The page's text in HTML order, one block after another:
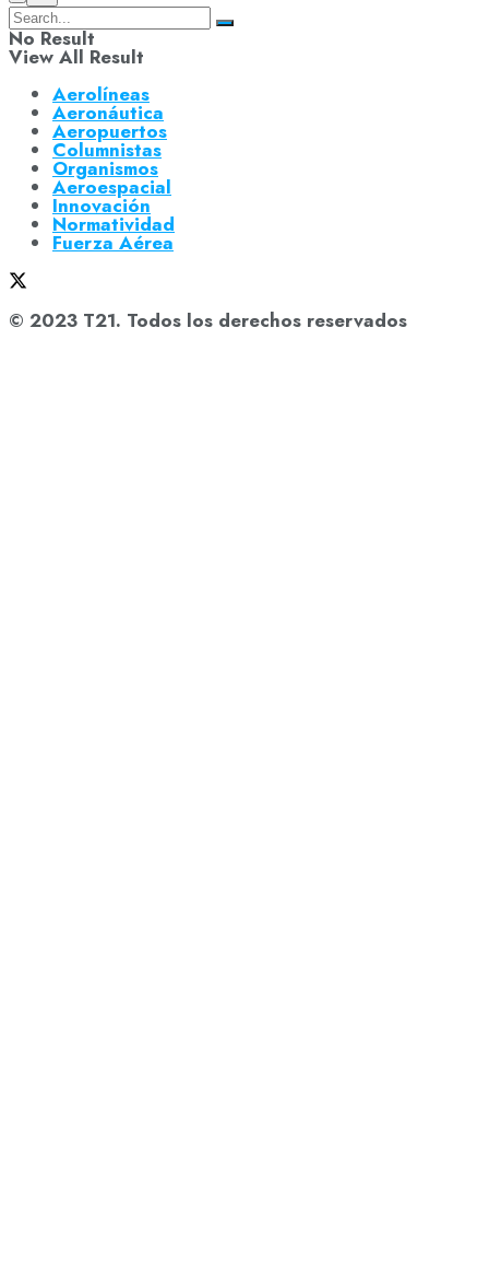
No Result
View All Result
Aerolíneas
Aeronáutica
Aeropuertos
Columnistas
Organismos
Aeroespacial
Innovación
Normatividad
Fuerza Aérea
© 2023 T21. Todos los derechos reservados